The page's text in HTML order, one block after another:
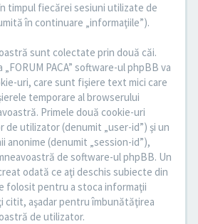
timpul fiecărei sesiuni utilizate de
în continuare „informaţiile”).
sunt colectate prin două căi.
PACA” software-ul phpBB va
uri, care sunt fişiere text mici care
temporare al browserului
Primele două cookie-uri
utilizator (denumit „user-id”) şi un
anonime (denumit „session-id”),
de software-ul phpBB. Un
odată ce aţi deschis subiecte din
folosit pentru a stoca informaţii
citit, aşadar pentru îmbunătăţirea
de utilizator.